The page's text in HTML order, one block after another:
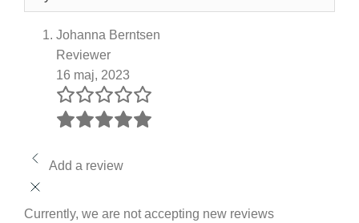
Johanna Berntsen
Reviewer
16 maj, 2023
Add a review
Currently, we are not accepting new reviews